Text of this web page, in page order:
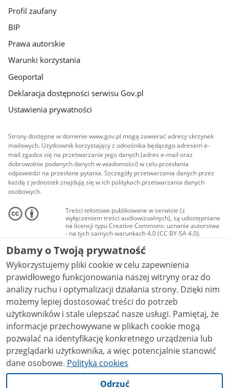
Profil zaufany
BIP
Prawa autorskie
Warunki korzystania
Geoportal
Deklaracja dostępności serwisu Gov.pl
Ustawienia prywatności
Strony dostępne w domenie www.gov.pl mogą zawierać adresy skrzynek
mailowych. Użytkownik korzystający z odnośnika będącego adresem e-
mail zgadza się na przetwarzanie jego danych (adres e-mail oraz
dobrowolnie podanych danych w wiadomości) w celu przesłania
odpowiedzi na przesłane pytania. Szczegóły przetwarzania danych przez
każdą z jednostek znajdują się w ich politykach przetwarzania danych
osobowych.
Treści tekstowe publikowane w serwisie (z
wyłączeniem treści audiowizualnych), są udostępniane
na licencji typu Creative Commons: uznanie autorstwa
- na tych samych warunkach 4.0 (CC BY-SA 4.0).
Materiały audiowizualne, w tym zdjęcia, materiały
audio i wideo, są udostępniane na licencji typu
Creative Commons: uznanie autorstwa użycie
niekomercyjne - bez utworów zależnych 4.0 (CC BY-
NC-ND 4.0), o ile nie jest to stwierdzone inaczej.
Dbamy o Twoją prywatność
Wykorzystujemy pliki cookie w celu zapewnienia
prawidłowego funkcjonowania naszej witryny oraz do
analizy ruchu i optymalizacji działania strony. Dzięki nim
możemy lepiej dostosować treści do potrzeb
użytkowników i stale ulepszać nasze usługi. Pamiętaj, że
informacje przechowywane w plikach cookie mogą
pozwalać na identyfikację konkretnego urządzenia lub
przeglądarki użytkownika, a więc potencjalnie stanowić
dane osobowe. Polityka cookies
Odrzuć